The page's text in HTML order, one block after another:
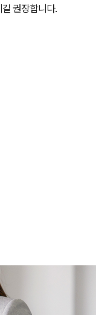
권장합니다.